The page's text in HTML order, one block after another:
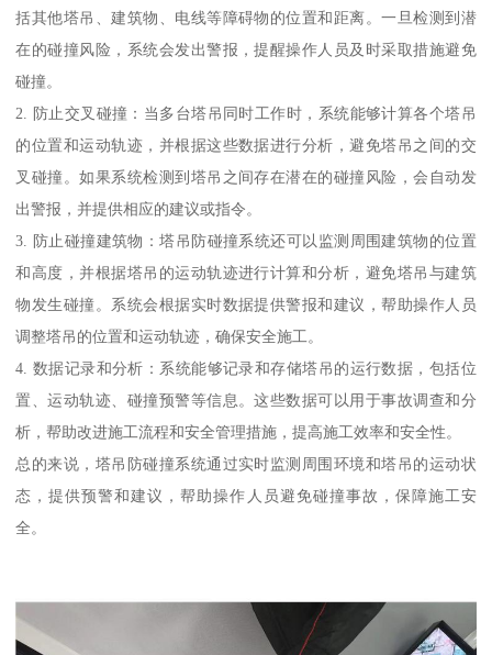
括其他塔吊、建筑物、电线等障碍物的位置和距离。一旦检测到潜
在的碰撞风险，系统会发出警报，提醒操作人员及时采取措施避免
碰撞。
2. 防止交叉碰撞：当多台塔吊同时工作时，系统能够计算各个塔吊
的位置和运动轨迹，并根据这些数据进行分析，避免塔吊之间的交
叉碰撞。如果系统检测到塔吊之间存在潜在的碰撞风险，会自动发
出警报，并提供相应的建议或指令。
3. 防止碰撞建筑物：塔吊防碰撞系统还可以监测周围建筑物的位置
和高度，并根据塔吊的运动轨迹进行计算和分析，避免塔吊与建筑
物发生碰撞。系统会根据实时数据提供警报和建议，帮助操作人员
调整塔吊的位置和运动轨迹，确保安全施工。
4. 数据记录和分析：系统能够记录和存储塔吊的运行数据，包括位
置、运动轨迹、碰撞预警等信息。这些数据可以用于事故调查和分
析，帮助改进施工流程和安全管理措施，提高施工效率和安全性。
总的来说，塔吊防碰撞系统通过实时监测周围环境和塔吊的运动状
态，提供预警和建议，帮助操作人员避免碰撞事故，保障施工安
全。